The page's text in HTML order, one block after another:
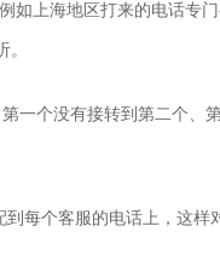
如上海地区打来的电话专
一个没有接转到第二个、
到每个客服的电话上，这样